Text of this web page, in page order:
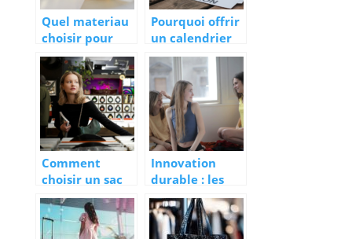
Quel materiau
choisir pour
son bracelet de
montre ?
Pourquoi offrir
un calendrier
personnalise ?
Comment
choisir un sac
qui reflete
votre
personnalite ?
Innovation
durable : les
materiaux des
culottes
menstruelles